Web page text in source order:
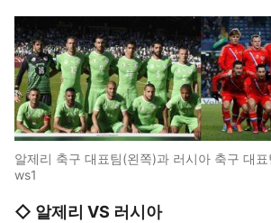
알제리 축구 대표팀(왼쪽)과 러시아 축구 대
ws1
◇ 알제리 VS 러시아